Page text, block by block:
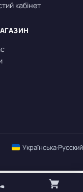
кабінет
Українська·Русский